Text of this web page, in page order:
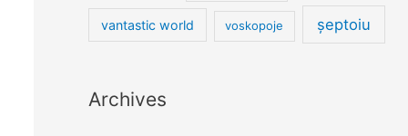
vantastic world voskopoje șeptoiu
Archives